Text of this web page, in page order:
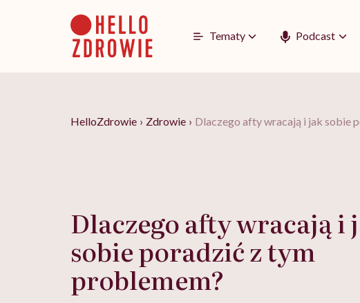
Tematy Podcast
HelloZdrowie › Zdrowie › Dlaczego afty wracają i jak sobie
Dlaczego afty wracają i
sobie poradzić z tym
problemem?